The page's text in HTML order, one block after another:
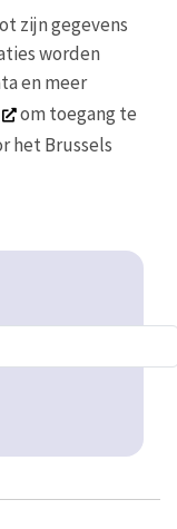
zijn gegevens
worden
en meer
om toegang te
het Brussels